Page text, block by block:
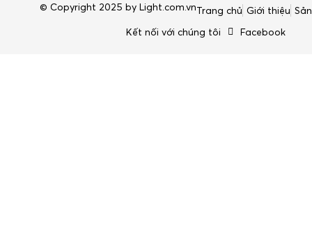
© Copyright 2025 by Light.com.vnTrang chủ Giới thiệu
Kết nối với chúng tôi
Facebook